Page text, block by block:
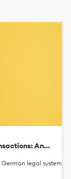
An...
legal system